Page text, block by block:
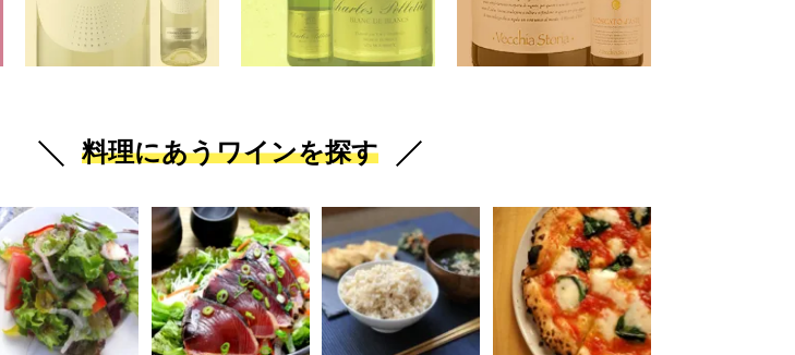
料理にあうワインを探す